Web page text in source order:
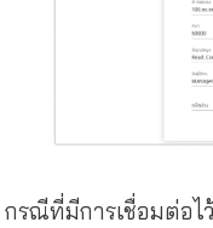
กรณีที่มีการเชื่อมต่อไ